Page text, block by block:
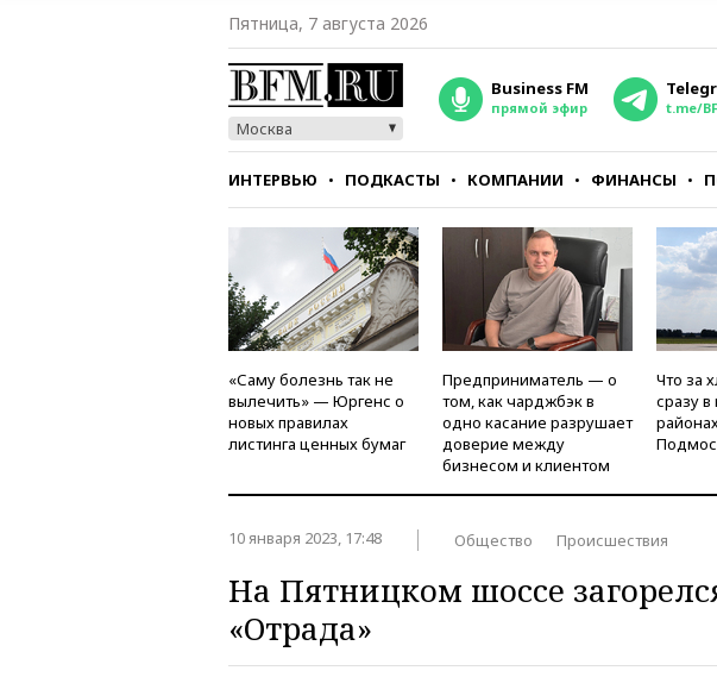
Пятница, 7 августа 2026
Москва
Business FM
прямой эфир t.me/
ИНТЕРВЬЮ ПОДКАСТЫ КОМПАНИИ ФИНАНСЫ
СТИЛЬ ТЕСТЫ
«Саму болезнь так не
вылечить» — Юргенс о
новых правилах
листинга ценных бумаг
Предприниматель — о
том, как чарджбэк в
одно касание разрушает
доверие между
бизнесом и клиентом
Что за
сразу
10 января 2023, 17:48 Общество Происшествия
На Пятницком шоссе
«Отрада»